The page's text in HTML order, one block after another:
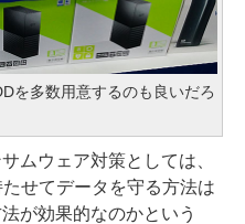
を多数用意するのも良いだろ
ムウェア対策としては、
せてデータを守る方法は
が効果的なのかという